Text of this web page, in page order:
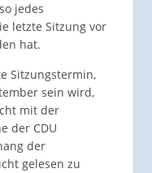
jedes
letzte Sitzung vor
hat.
Sitzungstermin,
sein wird,
mit der
der CDU
der
gelesen zu